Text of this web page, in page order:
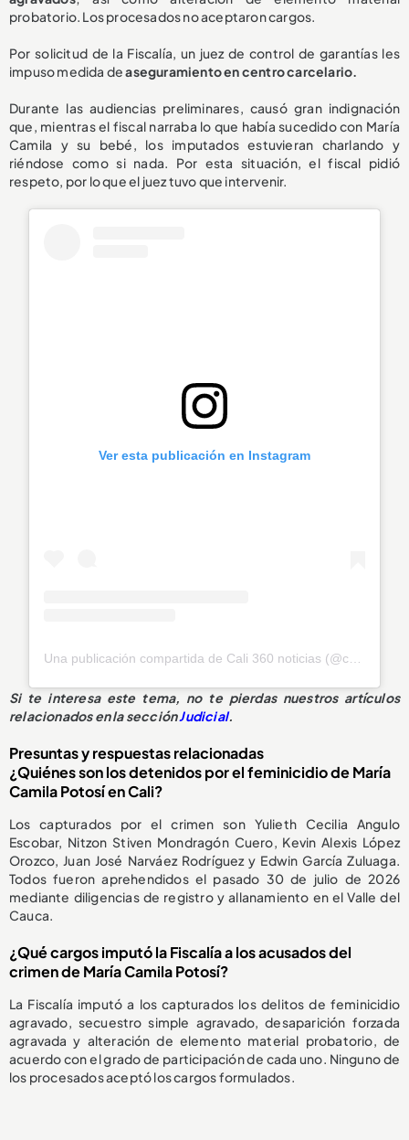
probatorio. Los procesados no aceptaron cargos.
Por solicitud de la Fiscalía, un juez de control de garantías les
impuso medida deaseguramiento en centro carcelario.
Durante las audiencias preliminares, causó gran indignación
que, mientras el fiscal narraba lo que había sucedido con María
Camila y su bebé, los imputados estuvieran charlando y
riéndose como si nada. Por esta situación, el fiscal pidió
respeto, por lo que el juez tuvo que intervenir.
Ver esta publicación en Instagram
Si te interesa este tema, no te pierdas nuestros artículos
relacionados en la secciónJudicial.
Presuntas y respuestas relacionadas
¿Quiénes son los detenidos por el feminicidio de María
Camila Potosí en Cali?
Los capturados por el crimen son Yulieth Cecilia Angulo
Escobar, Nitzon Stiven Mondragón Cuero, Kevin Alexis López
Orozco, Juan José Narváez Rodríguez y Edwin García Zuluaga.
Todos fueron aprehendidos el pasado 30 de julio de 2026
mediante diligencias de registro y allanamiento en el Valle del
Cauca.
¿Qué cargos imputó la Fiscalía a los acusados del
crimen de María Camila Potosí?
La Fiscalía imputó a los capturados los delitos de feminicidio
agravado, secuestro simple agravado, desaparición forzada
agravada y alteración de elemento material probatorio, de
acuerdo con el grado de participación de cada uno. Ninguno de
los procesados aceptó los cargos formulados.